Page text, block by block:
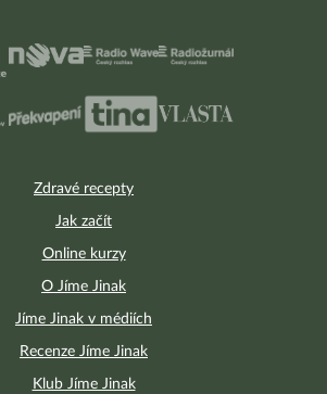
Zdravé recepty
Jak začít
Online kurzy
O Jíme Jinak
Jíme Jinak v médiích
Recenze Jíme Jinak
Klub Jíme Jinak